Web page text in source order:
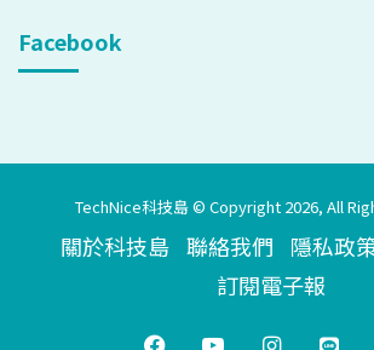
Facebook
TechNice科技島 © Copyright 2026, All
關於科技島 聯絡我們 隱私政
訂閱電子報